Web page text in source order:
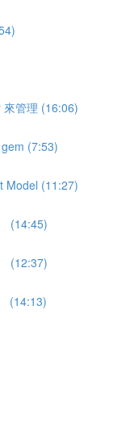
管理 (16:06)
(7:53)
Model (11:27)
(14:45)
(12:37)
(14:13)